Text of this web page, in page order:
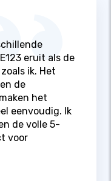
eruit als de
ik. Het
de
het
eenvoudig. Ik
de volle 5-
voor